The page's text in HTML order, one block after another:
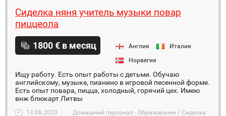
Сиделка няня учитель музыки повар
пиццеола
1800 € в месяц Англия
Италия
Норвегия
Ищу работу. Есть опыт работы с детьми. Обучаю
английскому, музыке, пианино в игровой песенной форме.
Есть опыт повара, пицца, холодный, горячий цех. Имею
внж блюкарт Литвы
13.06.2020 Домашний персонал - Образование / Сиделка